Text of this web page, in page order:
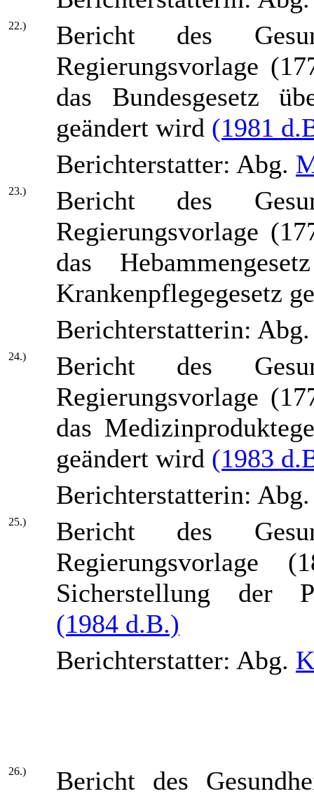
22.)
Bericht des
Regierungsvorlage
das Bundesgesetz
geändert wird (1981
Berichterstatter: Abg.
23.)
Bericht des
Regierungsvorlage
das
Krankenpflegegesetz
Berichterstatterin:
24.)
Bericht des
Regierungsvorlage
das
geändert wird (1983
Berichterstatterin:
25.)
Bericht des
Regierungsvorlage
Sicherstellung der
(1984 d.B.)
Berichterstatter: Abg.
26.)
Bericht des